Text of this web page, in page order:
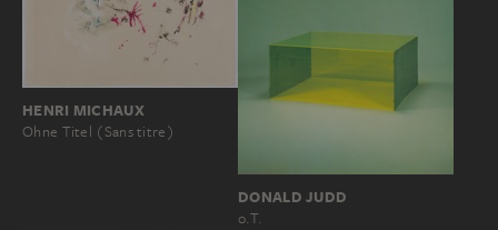
HENRI MICHAUX
Ohne Titel (Sans titre)
DONALD JUDD
o.T.